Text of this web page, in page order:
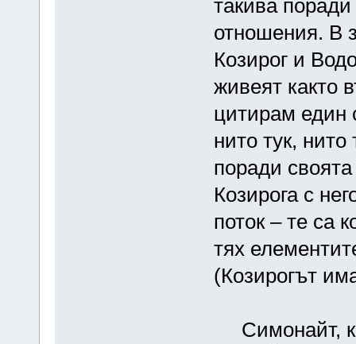
такива
отношения. В
Козирог и
живеят както
цитирам един
нито тук,
поради
Козирога с
поток – те са
тях
(Козирогът
Симонайт,